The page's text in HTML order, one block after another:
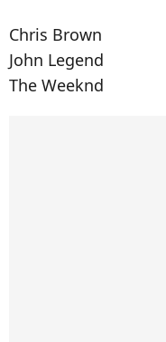
Chris Brown
John Legend
The Weeknd